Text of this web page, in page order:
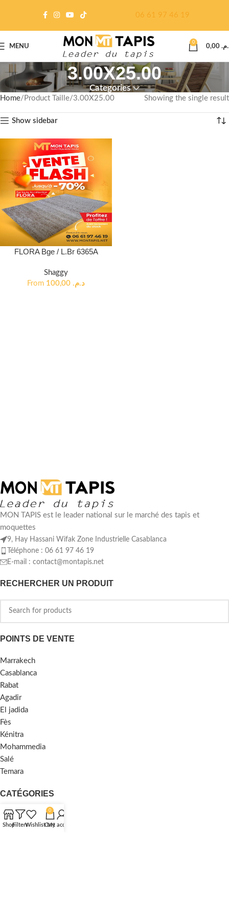
06 61 97 46 19
MENU
0
3.00X25.00
Categories
Home Product Taille 3.00X25.00 Showing the single result
Show sidebar
FLORA Bge / L.Br 6365A
Shaggy
From
د.م.
MON TAPIS est le leader national sur le marché des tapis et
moquettes
9, Hay Hassani Wifak Zone Industrielle Casablanca
Téléphone : 06 61 97 46 19
E-mail : contact@montapis.net
RECHERCHER UN PRODUIT
POINTS DE VENTE
Marrakech
Casablanca
Rabat
Agadir
El jadida
Fès
Kénitra
Mohammedia
Salé
Temara
CATÉGORIES
Traditionnel
Moderne
ShopFiltersWishlist
0
Cart
My account